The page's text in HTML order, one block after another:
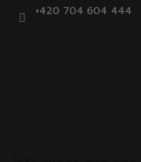
+420 704 604 444